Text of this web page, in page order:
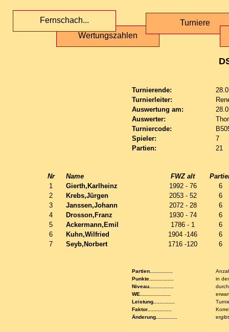
Wertungszahlen
Fernschach... Turniere
Turnierende:
Turnierleiter:
Auswertung am:
Auswerter:
Turniercode:
Spieler:
7
Partien:
21
Nr Name FWZ alt
1
Gierth,Karlheinz 1992 - 76
6
2
Krebs,Jürgen 2053 - 52
6
3
Janssen,Johann 2072 - 28
6
4
Drosson,Franz 1930 - 74
6
5
Ackermann,Emil 1786 - 1
6
6
Kuhn,Wilfried 1904 -146
6
7
Seyb,Norbert 1716 -120 6
Partien...............
Punkte................
in
Niveau................
WE....................
Leistung..............
Faktor................
Änderung..............